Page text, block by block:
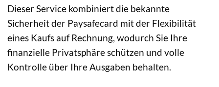
Dieser Service kombiniert die bekannte
Sicherheit der Paysafecard mit der Flexibilität
eines Kaufs auf Rechnung, wodurch Sie Ihre
finanzielle Privatsphäre schützen und volle
Kontrolle über Ihre Ausgaben behalten.